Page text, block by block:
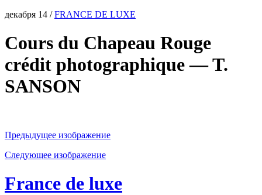
декабря 14 /FRANCE DE LUXE
Cours du Chapeau Rouge
crédit photographique — T.
SANSON
Предыдущее изображение
Следующее изображение
France de luxe